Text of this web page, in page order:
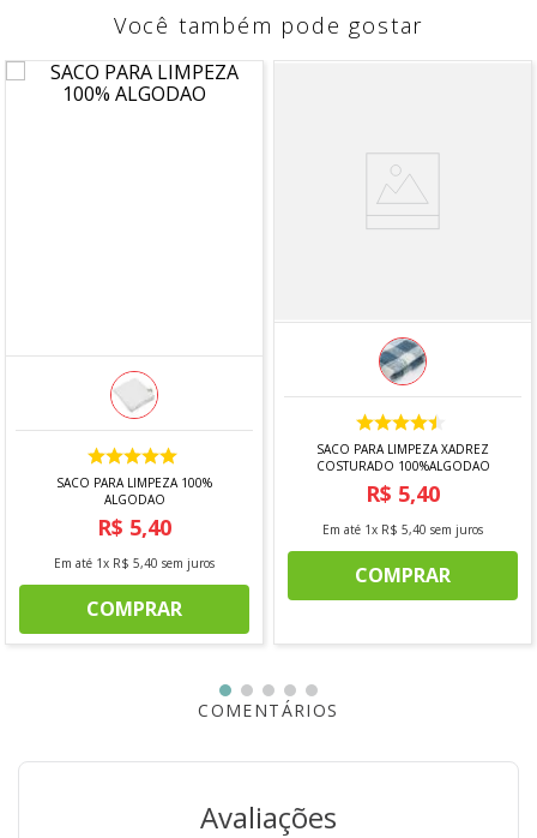
Largura: 6cm
CUIDADOS
-Lavar com água corrente, sabão neutro, esponja macia e
- 1 COPO MANCHESTER 300 ML LOVE - ACREDITE NO
AMOR LUVA COM 1 (2060201
ATENÇÃO
* IMAGEM MERAMENTE ILUSTRATIVA.
AS CORES E DETALHES PODEM VARIAR ENTRE AS
IMAGENS MOSTRADAS ACIMA E O PRODUTO FÍSICO.
Você também pode gostar
SACO PARA LIMPEZA 100%
ALGODAO
R$ 5,40
Em até 1x R$ 5,40 sem juros
COMPRAR
SACO PARA LIMPEZA XADREZ
COSTURADO 100%ALGODAO
R$ 5,40
Em até 1x R$ 5,40 sem juros
COMPRAR
COMENTÁRIOS
Avaliações